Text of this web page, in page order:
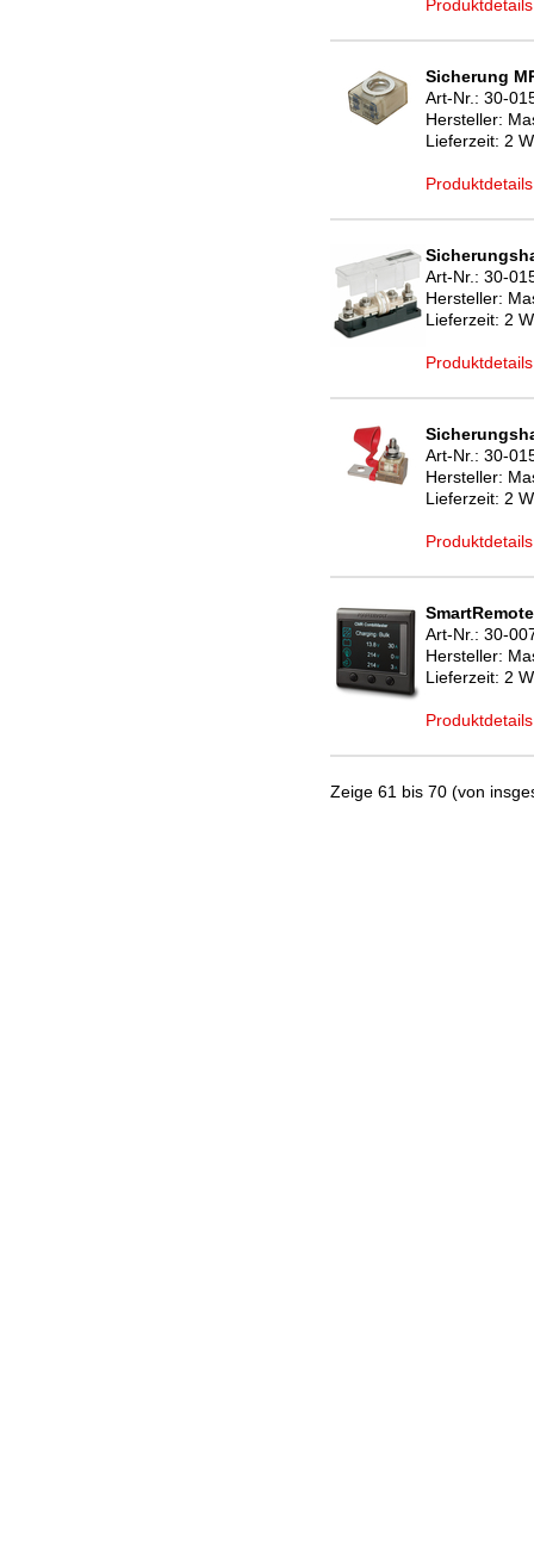
Produktdetails
Sicherung
Art-Nr.: 30-
Hersteller:
Lieferzeit: 2
Produktdetails
Art-Nr.: 30-
Hersteller:
Lieferzeit: 2
Produktdetails
Art-Nr.: 30-
Hersteller:
Lieferzeit: 2
Produktdetails
Art-Nr.: 30-
Hersteller:
Lieferzeit: 2
Produktdetails
Zeige 61 bis 70 (von